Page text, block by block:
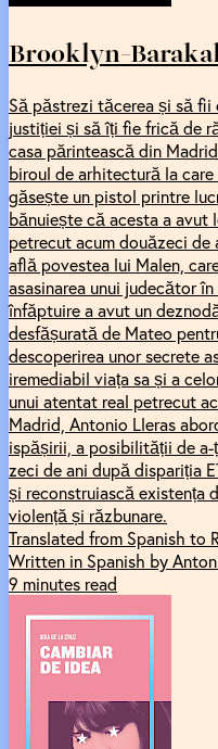
Brooklyn-
Să păstrezi tăcerea și să fii
justiției și să îți fie frică de
casa părintească din
biroul de arhitectură la care
găsește un pistol printre
bănuiește că acesta a avut
petrecut acum douăzeci
află povestea lui Malen,
asasinarea unui judecător
înfăptuire a avut un
desfășurată de Mateo
descoperirea unor secrete
iremediabil viața sa și a
unui atentat real petrecut
Madrid, Antonio Lleras
ispășirii, a posibilității de a-
zeci de ani după dispariția
și reconstruiască existența
violență și răzbunare.
Translated from Spanish to
Written in Spanish by
9 minutes read